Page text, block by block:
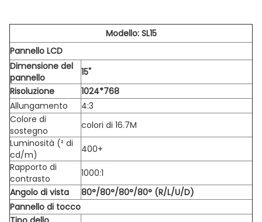
Modello: SL15
Pannello LCD
Dimensione del
pannello
15"
Risoluzione
1024*768
Allungamento
4:3
Colore di
sostegno
colori di 16.7M
Luminosità (² di
cd/m)
400+
Rapporto di
contrasto
1000:1
Angolo di vista
80°/80°/80°/80° (R/L/U/D)
Pannello di tocco